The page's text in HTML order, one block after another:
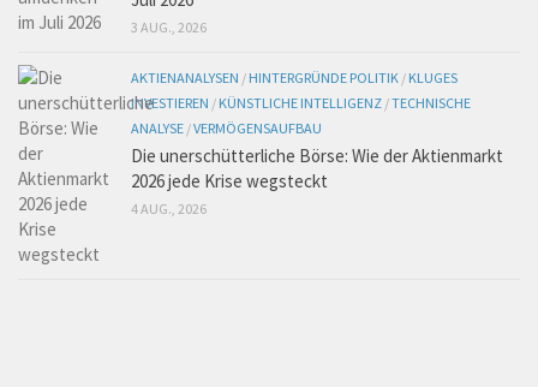
3 AUG., 2026
AKTIENANALYSEN / HINTERGRÜNDE POLITIK / KLUGES
INVESTIEREN / KÜNSTLICHE INTELLIGENZ /TECHNISCHE
ANALYSE /VERMÖGENSAUFBAU
Die unerschütterliche Börse: Wie der Aktienmarkt
2026 jede Krise wegsteckt
4 AUG., 2026